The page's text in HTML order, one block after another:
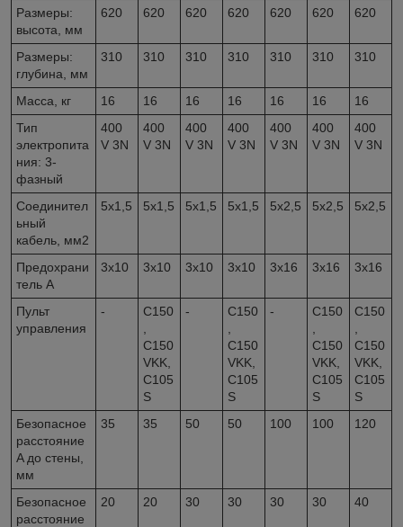
Размеры:
высота, мм
620 620 620 620 620 620 620
Размеры:
глубина, мм
310 310 310 310 310 310 310
Масса, кг 16 16 16 16 16 16
16
Тип
электропита
ния: 3-
фазный
400
V 3N
400
V 3N
400
V 3N
400
V 3N
400
V 3N
400
V 3N
400
V 3N
Соединител
ьный
кабель, мм2
5x1,5 5x1,5 5x1,5 5x1,5 5x2,5 5x2,5 5x2,5
Предохрани
тель A
3x10 3x10 3x10 3x10 3x16 3x16 3x16
Пульт
управления
-
C150
C150
VKK,
C105
S
-
C150
C150
VKK,
C105
S
-
C150
C150
VKK,
C105
S
C150
C150
VKK,
C105
S
Безопасное
расстояние
A до стены,
мм
35 35 50 50 100 100 120
Безопасное
расстояние
20 20 30 30 30 30 40